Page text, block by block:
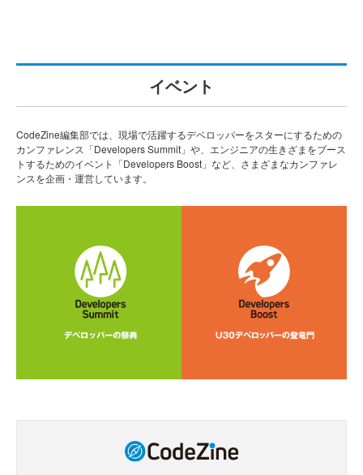
イベント
CodeZine編集部では、現場で活躍するデベロッパーをスターにするための
カンファレンス「Developers Summit」や、エンジニアの生きざまをブース
トするためのイベント「Developers Boost」など、さまざまなカンファレ
ンスを企画・運営しています。